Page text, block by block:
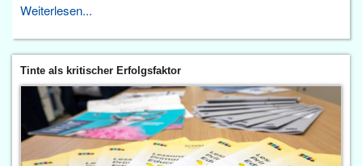
Weiterlesen...
Tinte als kritischer Erfolgsfaktor